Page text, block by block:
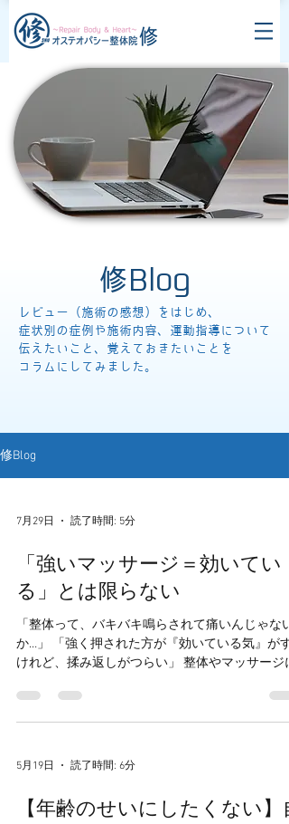
修Blog
レビュー（施術の感想）をはじめ、
症状別の症例や施術内容、運動指導について
伝えたいこと、覚えておきたいことを
コラムにしてみました。
修Blog
7月29日 読了時間: 5分
「強いマッサージ＝効いてい
る」とは限らない
「整体って、バキバキ鳴らされて痛いんじゃない
か…」 「強く押された方が『効いている気』がす
けれど、揉み返しがつらい」 整体やマッサージに
方は 結構、いらっしゃいますね 当院では、関節
バキバキ鳴らすようなアプローチや、施術中に患
術は一切行いません。 「痛みを我慢させた方が効
実はこれには解剖学・脳科学的な明確な理由があ
ります。 今回は、なぜ当院が「極力、痛みを拒
5月19日 読了時間: 6分
【年齢のせいにしたくない】